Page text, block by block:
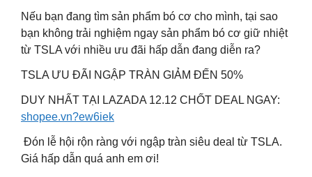
Nếu bạn đang tìm sản phẩm bó cơ cho mình, tại sao
bạn không trải nghiệm ngay sản phẩm bó cơ giữ nhiệt
từ TSLA với nhiều ưu đãi hấp dẫn đang diễn ra?
TSLA ƯU ĐÃI NGẬP TRÀN GIẢM ĐẾN 50%
DUY NHẤT TẠI LAZADA 12.12 CHỐT DEAL NGAY:
shopee.vn?ew6iek
️ Đón lễ hội rộn ràng với ngập tràn siêu deal từ TSLA.
Giá hấp dẫn quá anh em ơi!